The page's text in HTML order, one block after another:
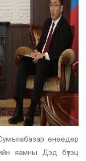
өнөөдөр
яамны Дэд бүтэц